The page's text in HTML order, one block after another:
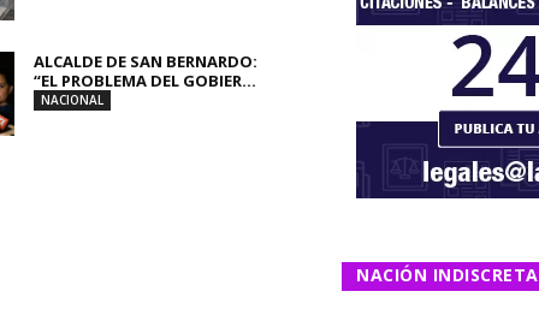
ALCALDE DE SAN BERNARDO:
“EL PROBLEMA DEL GOBIER...
NACIONAL
NACIÓN INDISCRETA